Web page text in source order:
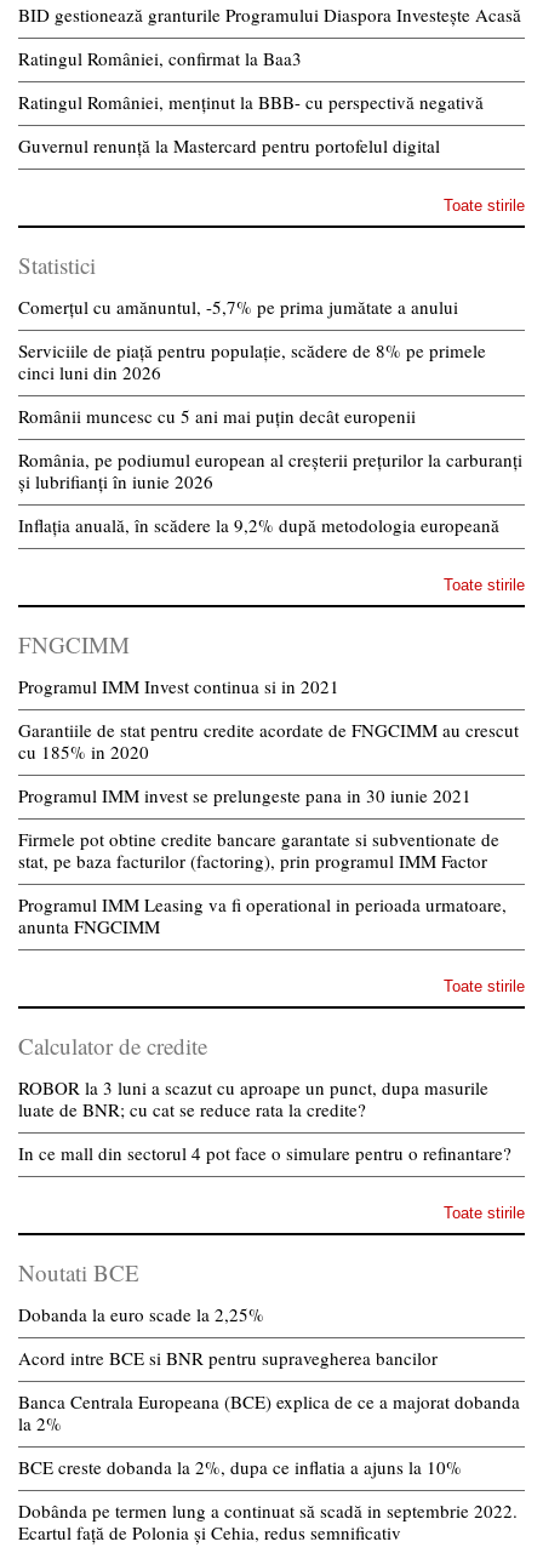
BID gestionează granturile Programului Diaspora Investește Acasă
Ratingul României, confirmat la Baa3
Ratingul României, menținut la BBB- cu perspectivă negativă
Guvernul renunță la Mastercard pentru portofelul digital
Toate stirile
Statistici
Comerțul cu amănuntul, -5,7% pe prima jumătate a anului
Serviciile de piață pentru populație, scădere de 8% pe primele
cinci luni din 2026
Românii muncesc cu 5 ani mai puțin decât europenii
România, pe podiumul european al creșterii prețurilor la carburanți
și lubrifianți în iunie 2026
Inflația anuală, în scădere la 9,2% după metodologia europeană
Toate stirile
FNGCIMM
Programul IMM Invest continua si in 2021
Garantiile de stat pentru credite acordate de FNGCIMM au crescut
cu 185% in 2020
Programul IMM invest se prelungeste pana in 30 iunie 2021
Firmele pot obtine credite bancare garantate si subventionate de
stat, pe baza facturilor (factoring), prin programul IMM Factor
Programul IMM Leasing va fi operational in perioada urmatoare,
anunta FNGCIMM
Toate stirile
Calculator de credite
ROBOR la 3 luni a scazut cu aproape un punct, dupa masurile
luate de BNR; cu cat se reduce rata la credite?
In ce mall din sectorul 4 pot face o simulare pentru o refinantare?
Toate stirile
Noutati BCE
Dobanda la euro scade la 2,25%
Acord intre BCE si BNR pentru supravegherea bancilor
Banca Centrala Europeana (BCE) explica de ce a majorat dobanda
la 2%
BCE creste dobanda la 2%, dupa ce inflatia a ajuns la 10%
Dobânda pe termen lung a continuat să scadă in septembrie 2022.
Ecartul față de Polonia și Cehia, redus semnificativ